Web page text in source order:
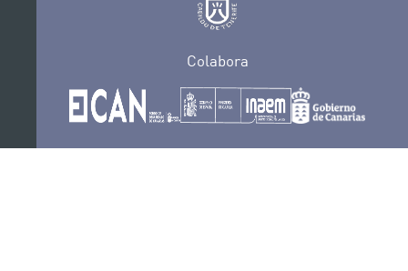
Colabora
Certificaciones